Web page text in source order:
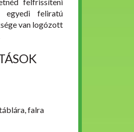
egyedi feliratú
van logózott
falra